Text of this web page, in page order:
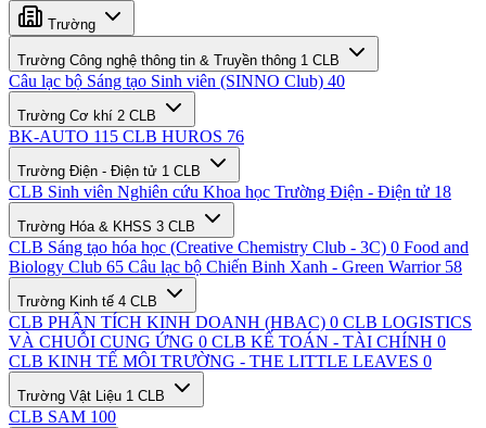
Trường
Trường Công nghệ thông tin & Truyền thông 1 CLB
Câu lạc bộ Sáng tạo Sinh viên (SINNO Club) 40
Trường Cơ khí 2 CLB
BK-AUTO 115 CLB HUROS 76
Trường Điện - Điện tử 1 CLB
CLB Sinh viên Nghiên cứu Khoa học Trường Điện - Điện tử 18
Trường Hóa & KHSS 3 CLB
CLB Sáng tạo hóa học (Creative Chemistry Club - 3C) 0 Food and
Biology Club 65 Câu lạc bộ Chiến Binh Xanh - Green Warrior 58
Trường Kinh tế 4 CLB
CLB PHÂN TÍCH KINH DOANH (HBAC) 0 CLB LOGISTICS
VÀ CHUỖI CUNG ỨNG 0 CLB KẾ TOÁN - TÀI CHÍNH 0
CLB KINH TẾ MÔI TRƯỜNG - THE LITTLE LEAVES 0
Trường Vật Liệu 1 CLB
CLB SAM 100